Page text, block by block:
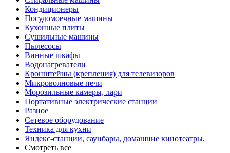
Кондиционеры
Посудомоечные машины
Кухонные плиты
Сушильные машины
Пылесосы
Винные шкафы
Водонагреватели
Кронштейны (крепления) для телевизоров
Микроволновые печи
Морозильные камеры, лари
Портативные электрические станции
Разное
Сетевое оборудование
Техника для кухни
Яндекс-станции, саунбары, домашние кинотеатры,
Смотреть все